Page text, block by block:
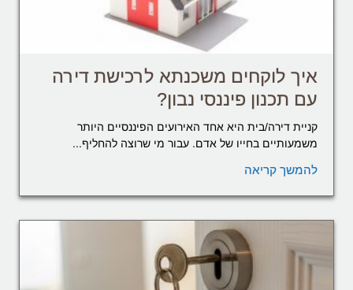
איך לוקחים משכנתא לרכישת דירה
עם תכנון פיננסי נבון?
קניית דירה/בית היא אחד האירועים הפיננסיים היותר
משמעותיים בחייו של אדם. עבור מי שרוצה להחליף...
להמשך קריאה